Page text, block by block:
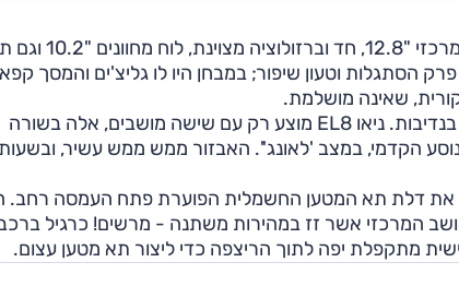
עיצוב סביבת הנהג אינו יוצא דופן מהסטנדרט המודרני:
הסתגלות וטעון שיפור; במבחן היו לו גליצ'ים והמסך
שאינה מושלמת.
המושבים עצמם נוחים מאוד עם בסיס ארוך ומשענת מרופדת בנדיבות. ניאו EL8 מוצע רק עם שישה מושבים, אלה בשורה
הקדמי, במצב 'לאונג''. האבזור ממש ממש עשיר,
את דלת תא המטען החשמלית הפוערת פתח העמסה רחב.
המרכזי אשר זז במהירות משתנה - מרשים! כרגיל
מתקפלת יפה לתוך הריצפה כדי ליצור תא מטען עצום.